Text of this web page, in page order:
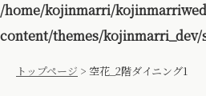
/home/kojinmarri/
content/themes/kojinmarri_dev/
トップページ > 空花_2階ダイニング1